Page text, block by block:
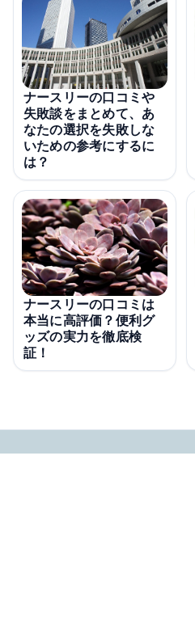
ナースリーの口コミや
失敗談をまとめて、あ
なたの選択を失敗しな
いための参考にするに
は？
ナースリーの口コミは
本当に高評価？便利グ
ッズの実力を徹底検
証！